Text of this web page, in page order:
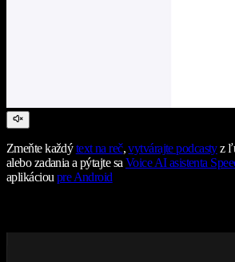
Zmeňte každýtext na reč,vytvárajte podcastyz
alebo zadania a pýtajte saVoice AI asistenta
aplikácioupre Android